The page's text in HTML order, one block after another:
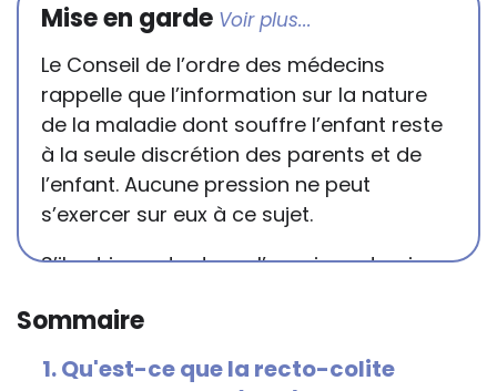
Mise en garde
Le Conseil de l’ordre des médecins
rappelle que l’information sur la nature
de la maladie dont souffre l’enfant reste
à la seule discrétion des parents et de
l’enfant. Aucune pression ne peut
s’exercer sur eux à ce sujet.
S’il est important que l’enseignant puisse
conséquences de la maladie ou du
handicap sur les apprentissages, cela ne
passe pas forcément pas l’exposé du
Sommaire
Qu'est-ce que la recto-colite